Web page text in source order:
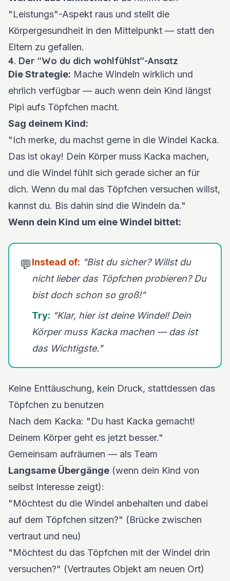
"Leistungs"-Aspekt raus und stellt die
Körpergesundheit in den Mittelpunkt — statt den
Eltern zu gefallen.
4. Der "Wo du dich wohlfühlst"-Ansatz
Die Strategie: Mache Windeln wirklich und
ehrlich verfügbar — auch wenn dein Kind längst
Pipi aufs Töpfchen macht.
Sag deinem Kind:
"Ich merke, du machst gerne in die Windel Kacka.
Das ist okay! Dein Körper muss Kacka machen,
und die Windel fühlt sich gerade sicher an für
dich. Wenn du mal das Töpfchen versuchen willst,
kannst du. Bis dahin sind die Windeln da."
Wenn dein Kind um eine Windel bittet:
💬Instead of: "Bist du sicher? Willst du
nicht lieber das Töpfchen probieren? Du
bist doch schon so groß!"
Try: "Klar, hier ist deine Windel! Dein
Körper muss Kacka machen — das ist
das Wichtigste."
Keine Enttäuschung, kein Druck, stattdessen das
Töpfchen zu benutzen
Nach dem Kacka: "Du hast Kacka gemacht!
Deinem Körper geht es jetzt besser."
Gemeinsam aufräumen — als Team
Langsame Übergänge (wenn dein Kind von
selbst Interesse zeigt):
"Möchtest du die Windel anbehalten und dabei
auf dem Töpfchen sitzen?" (Brücke zwischen
vertraut und neu)
"Möchtest du das Töpfchen mit der Windel drin
versuchen?" (Vertrautes Objekt am neuen Ort)